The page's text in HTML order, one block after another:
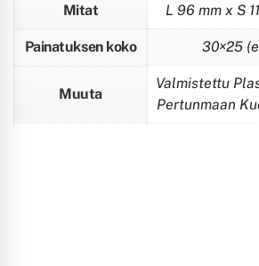
Mitat L 96 mm x S
Painatuksen koko 30×25
Muuta
Valmistettu
Pertunmaan